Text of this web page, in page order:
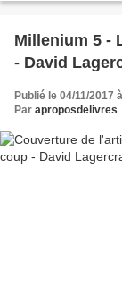
Millenium 5 -
- David
Publié le 04/11/2017
Par aproposdelivres